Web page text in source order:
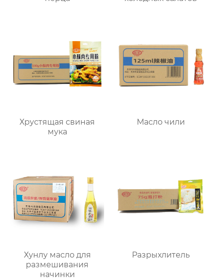
Хрустящая свиная
мука
Масло чили
Хунлу масло для
размешивания
начинки
Разрыхлитель